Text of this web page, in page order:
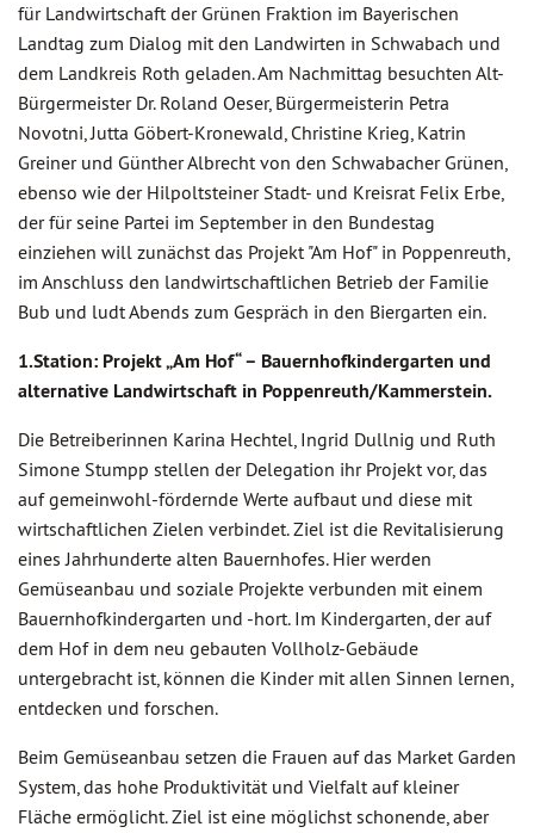
für Landwirtschaft der Grünen Fraktion im Bayerischen
Landtag zum Dialog mit den Landwirten in Schwabach und
dem Landkreis Roth geladen. Am Nachmittag besuchten Alt-
Bürgermeister Dr. Roland Oeser, Bürgermeisterin Petra
Novotni, Jutta Göbert-Kronewald, Christine Krieg, Katrin
Greiner und Günther Albrecht von den Schwabacher Grünen,
ebenso wie der Hilpoltsteiner Stadt- und Kreisrat Felix Erbe,
der für seine Partei im September in den Bundestag
einziehen will zunächst das Projekt "Am Hof" in Poppenreuth,
im Anschluss den landwirtschaftlichen Betrieb der Familie
Bub und ludt Abends zum Gespräch in den Biergarten ein.
1.Station: Projekt „Am Hof“ – Bauernhofkindergarten und
alternative Landwirtschaft in Poppenreuth/Kammerstein.
Die Betreiberinnen Karina Hechtel, Ingrid Dullnig und Ruth
Simone Stumpp stellen der Delegation ihr Projekt vor, das
auf gemeinwohl-fördernde Werte aufbaut und diese mit
wirtschaftlichen Zielen verbindet. Ziel ist die Revitalisierung
eines Jahrhunderte alten Bauernhofes. Hier werden
Gemüseanbau und soziale Projekte verbunden mit einem
Bauernhofkindergarten und -hort. Im Kindergarten, der auf
dem Hof in dem neu gebauten Vollholz-Gebäude
untergebracht ist, können die Kinder mit allen Sinnen lernen,
entdecken und forschen.
Beim Gemüseanbau setzen die Frauen auf das Market Garden
System, das hohe Produktivität und Vielfalt auf kleiner
Fläche ermöglicht. Ziel ist eine möglichst schonende, aber